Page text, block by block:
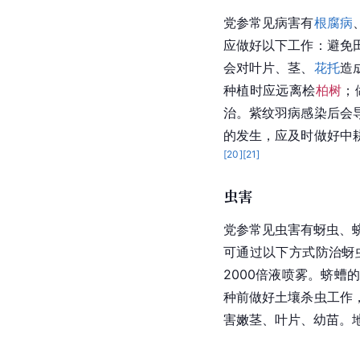
党参常见病害有根腐病
应做好以下工作：避免
会对叶片、茎、 花托造
种植时应远离桧柏树
治。紫纹羽病感染后会
的发生，应及时做好中
[20][21]
虫害
党参常见虫害有蚜虫、
可通过以下方式防治蚜
2000倍液喷雾。蛴螬
种前做好土壤杀虫工作
害嫩茎、叶片、幼苗。